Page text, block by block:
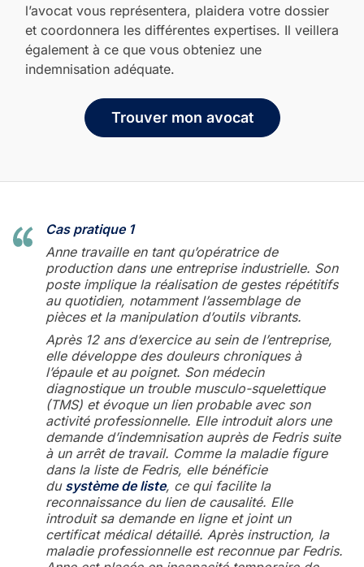
l’avocat vous représentera, plaidera votre dossier
et coordonnera les différentes expertises. Il veillera
également à ce que vous obteniez une
indemnisation adéquate.
Trouver mon avocat
Cas pratique 1
Anne travaille en tant qu’opératrice de
production dans une entreprise industrielle. Son
poste implique la réalisation de gestes répétitifs
au quotidien, notamment l’assemblage de
pièces et la manipulation d’outils vibrants.
Après 12 ans d’exercice au sein de l’entreprise,
elle développe des douleurs chroniques à
l’épaule et au poignet. Son médecin
diagnostique un trouble musculo-squelettique
(TMS) et évoque un lien probable avec son
activité professionnelle. Elle introduit alors une
demande d’indemnisation auprès de Fedris suite
à un arrêt de travail. Comme la maladie figure
dans la liste de Fedris, elle bénéficie
du système de liste, ce qui facilite la
reconnaissance du lien de causalité. Elle
introduit sa demande en ligne et joint un
certificat médical détaillé. Après instruction, la
maladie professionnelle est reconnue par Fedris.